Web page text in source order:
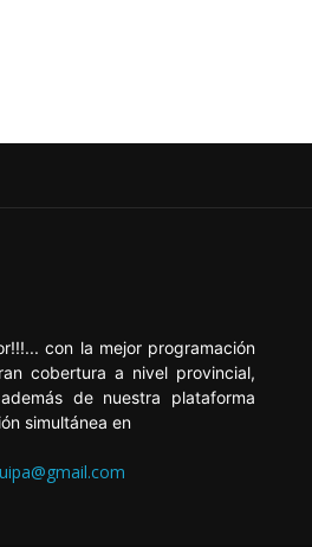
con la mejor programación
cobertura a nivel provincial,
de nuestra plataforma
simultánea en